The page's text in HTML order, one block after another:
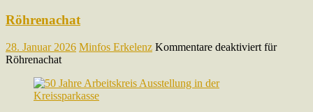
Röhrenachat
28. Januar 2026 Minfos Erkelenz Kommentare deaktiviert für
Röhrenachat